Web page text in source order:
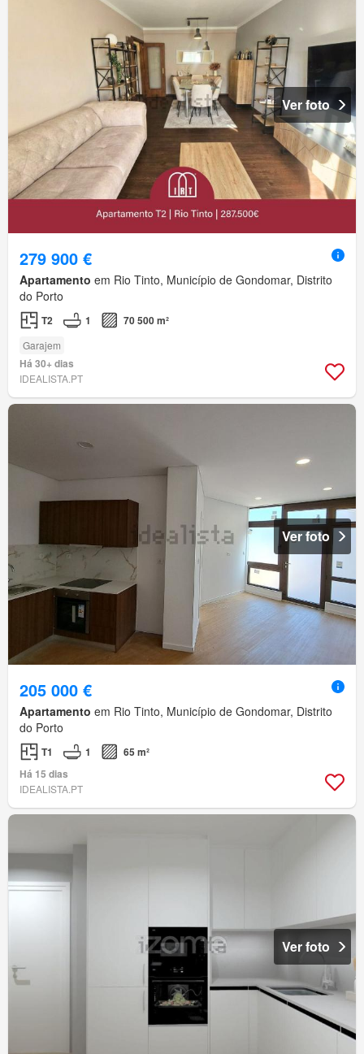
Ver foto
279 900 €
Apartamento em Rio Tinto, Município de Gondomar, Distrito
do Porto
T2 1 70 500 m²
Garajem
Há 30+ dias
IDEALISTA.PT
Ver foto
205 000 €
Apartamento em Rio Tinto, Município de Gondomar, Distrito
do Porto
T1 1
65 m²
Há 15 dias
IDEALISTA.PT
Ver foto